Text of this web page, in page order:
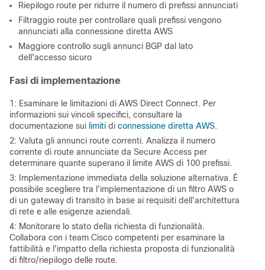
Riepilogo route per ridurre il numero di prefissi annunciati
Filtraggio route per controllare quali prefissi vengono
annunciati alla connessione diretta AWS
Maggiore controllo sugli annunci BGP dal lato
dell'accesso sicuro
Fasi di implementazione
1: Esaminare le limitazioni di AWS Direct Connect. Per
informazioni sui vincoli specifici, consultare la
documentazione sui limiti di connessione diretta AWS.
2: Valuta gli annunci route correnti. Analizza il numero
corrente di route annunciate da Secure Access per
determinare quante superano il limite AWS di 100 prefissi.
3: Implementazione immediata della soluzione alternativa. È
possibile scegliere tra l'implementazione di un filtro AWS o
di un gateway di transito in base ai requisiti dell'architettura
di rete e alle esigenze aziendali.
4: Monitorare lo stato della richiesta di funzionalità.
Collabora con i team Cisco competenti per esaminare la
fattibilità e l'impatto della richiesta proposta di funzionalità
di filtro/riepilogo delle route.